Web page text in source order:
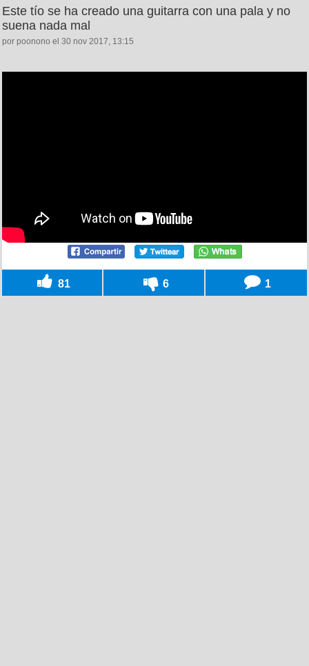
Este tío se ha creado una guitarra con una pala y no
suena nada mal
por poonono el 30 nov 2017, 13:15
81 6 1